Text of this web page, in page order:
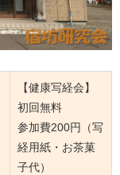
【健康写経会】
初回無料
参加費200円（写
経用紙・お茶菓
子代）